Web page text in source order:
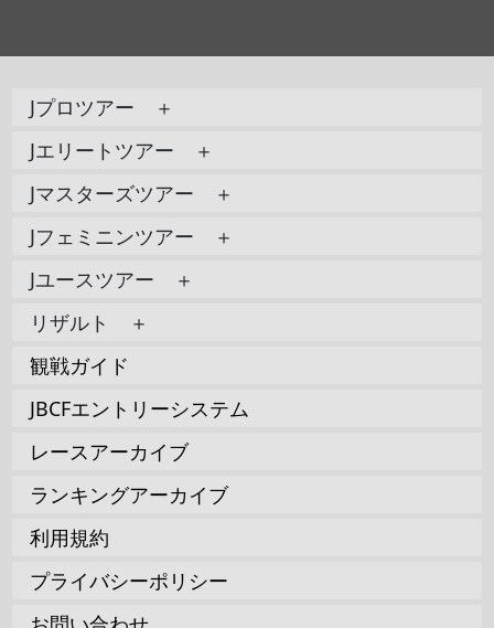
Jプロツアー ＋
Jエリートツアー ＋
Jマスターズツアー ＋
Jフェミニンツアー ＋
Jユースツアー ＋
リザルト ＋
観戦ガイド
JBCFエントリーシステム
レースアーカイブ
ランキングアーカイブ
利用規約
プライバシーポリシー